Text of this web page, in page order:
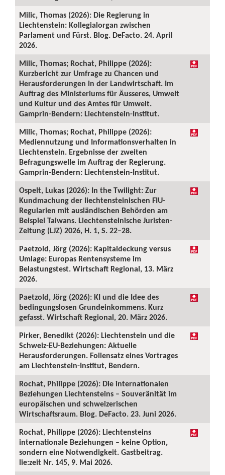
Milic, Thomas (2026): Die Regierung in
Liechtenstein: Kollegialorgan zwischen
Parlament und Fürst. Blog. DeFacto. 24. April
2026.
Milic, Thomas; Rochat, Philippe (2026):
Kurzbericht zur Umfrage zu Chancen und
Herausforderungen in der Landwirtschaft. Im
Auftrag des Ministeriums für Äusseres, Umwelt
und Kultur und des Amtes für Umwelt.
Gamprin-Bendern: Liechtenstein-Institut.
Milic, Thomas; Rochat, Philippe (2026):
Mediennutzung und Informationsverhalten in
Liechtenstein. Ergebnisse der zweiten
Befragungswelle im Auftrag der Regierung.
Gamprin-Bendern: Liechtenstein-Institut.
Ospelt, Lukas (2026): In the Twilight: Zur
Kundmachung der liechtensteinischen FIU-
Regularien mit ausländischen Behörden am
Beispiel Taiwans. Liechtensteinische Juristen-
Zeitung (LJZ) 2026, H. 1, S. 22–28.
Paetzold, Jörg (2026): Kapitaldeckung versus
Umlage: Europas Rentensysteme im
Belastungstest. Wirtschaft Regional, 13. März
2026.
Paetzold, Jörg (2026): KI und die Idee des
bedingungslosen Grundeinkommens. Kurz
gefasst. Wirtschaft Regional, 20. März 2026.
Pirker, Benedikt (2026): Liechtenstein und die
Schweiz-EU-Beziehungen: Aktuelle
Herausforderungen. Foliensatz eines Vortrages
am Liechtenstein-Institut, Bendern.
Rochat, Philippe (2026): Die internationalen
Beziehungen Liechtensteins – Souveränität im
europäischen und schweizerischen
Wirtschaftsraum. Blog. DeFacto. 23. Juni 2026.
Rochat, Philippe (2026): Liechtensteins
internationale Beziehungen – keine Option,
sondern eine Notwendigkeit. Gastbeitrag.
lie:zeit Nr. 145, 9. Mai 2026.